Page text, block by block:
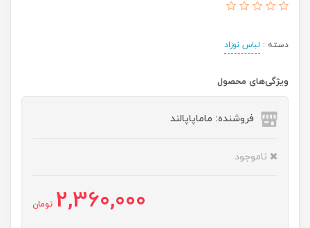
دسته : لباس نوزاد
ویژگی‌های محصول
فروشنده: ماماپاپالند
ناموجود
2,360,000 تومان